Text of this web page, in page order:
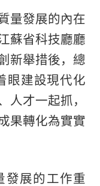
量發展的內在
蘇省科技廳廳
新舉措後，總
眼建設現代化
人才一起抓，
果轉化為實實
發展的工作重